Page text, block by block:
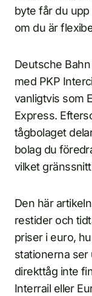
byte får du upp
om du är
Deutsche
med PKP
vanligtvis som
Express.
tågbolaget
bolag du
vilket
Den här
restider och
priser i euro,
stationerna ser
direkttåg inte
Interrail eller